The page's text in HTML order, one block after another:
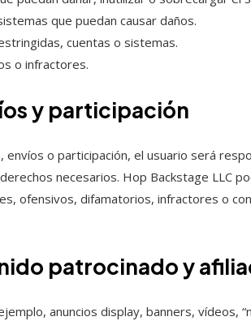
que puedan causar daños.
cuentas o sistemas.
o infractores.
y participación
o participación, el usuario será
necesarios. Hop Backstage LLC
ofensivos, difamatorios, infractores o
patrocinado y
anuncios display, banners, vídeos,